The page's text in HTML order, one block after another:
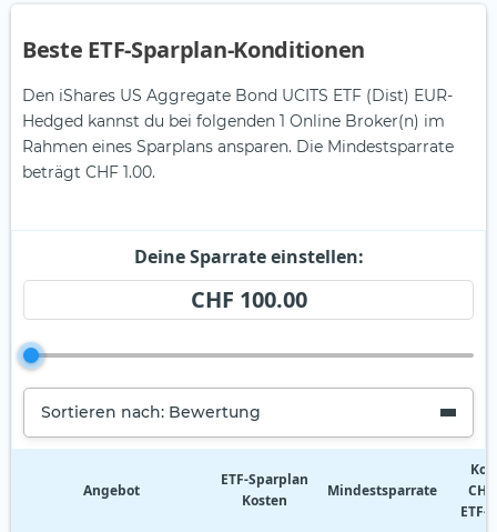
Beste ETF-Sparplan-Konditionen
Den iShares US Aggregate Bond UCITS ETF (Dist) EUR-
Hedged kannst du bei folgenden 1 Online Broker(n) im
Rahmen eines Sparplans ansparen. Die Mindestsparrate
beträgt CHF 1.00.
Deine Sparrate einstellen:
CHF 100.00
Sortieren nach: Bewertung
Angebot
ETF‑Sparplan
Kosten
Mindestsparrate
ETF-